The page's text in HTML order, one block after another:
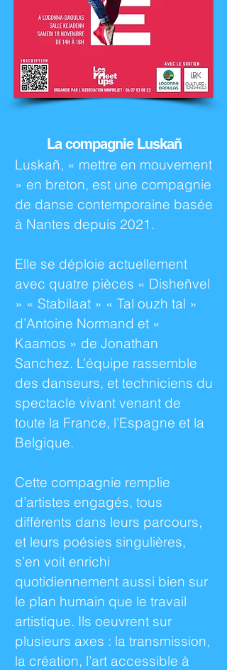
La compagnie Luskañ
Luskañ, « mettre en mouvement
» en breton, est une compagnie
de danse contemporaine basée
à Nantes depuis 2021.
Elle se déploie actuellement
avec quatre pièces « Disheñvel
» « Stabilaat » « Tal ouzh tal »
d’Antoine Normand et «
Kaamos » de Jonathan
Sanchez. L’équipe rassemble
des danseurs, et techniciens du
spectacle vivant venant de
toute la France, l’Espagne et la
Belgique.
Cette compagnie remplie
d’artistes engagés, tous
différents dans leurs parcours,
et leurs poésies singulières,
s’en voit enrichi
quotidiennement aussi bien sur
le plan humain que le travail
artistique. Ils oeuvrent sur
plusieurs axes : la transmission,
la création, l’art accessible à